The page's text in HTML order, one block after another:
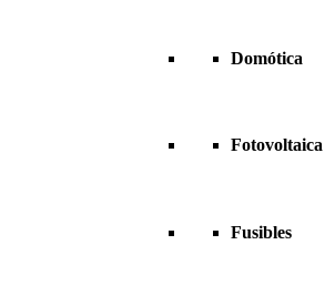
Domótica
Fotovoltaica
Fusibles